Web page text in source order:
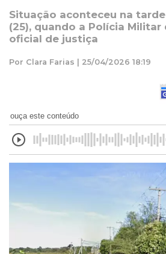
Situação aconteceu na
(25), quando a Polícia
oficial de justiça
Por Clara Farias | 25/04/2026 18:19
ouça este conteúdo